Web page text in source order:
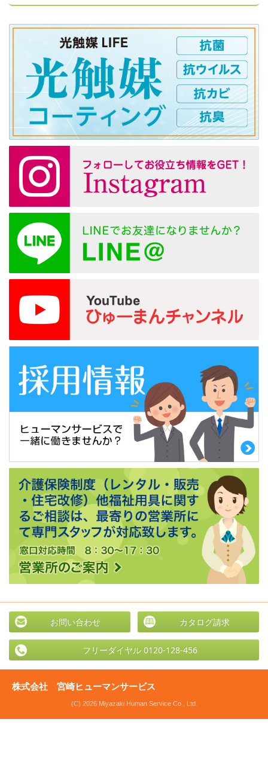
お問い合わせ カタログ請求
フリーダイヤル 0120-128-456
株式会社 宮崎ヒューマンサービス
(C) 2026 Miyazaki Human Service Co., Ltd.